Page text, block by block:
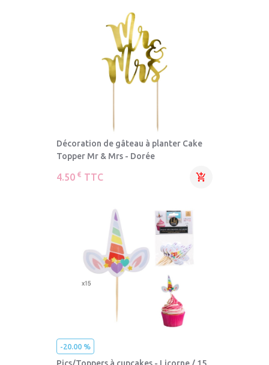
Décoration de gâteau à planter Cake
Topper Mr & Mrs - Dorée
4.50 € TTC 
-20.00 %